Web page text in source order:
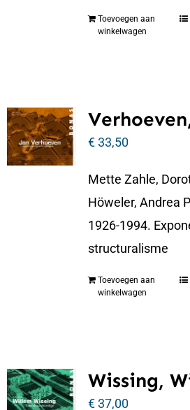
Toevoegen aan
winkelwagen
€33,50
Mette Zahle,
Höweler, Andrea
1926-1994.
structuralisme
Toevoegen aan
winkelwagen
Wissing,
€37,00